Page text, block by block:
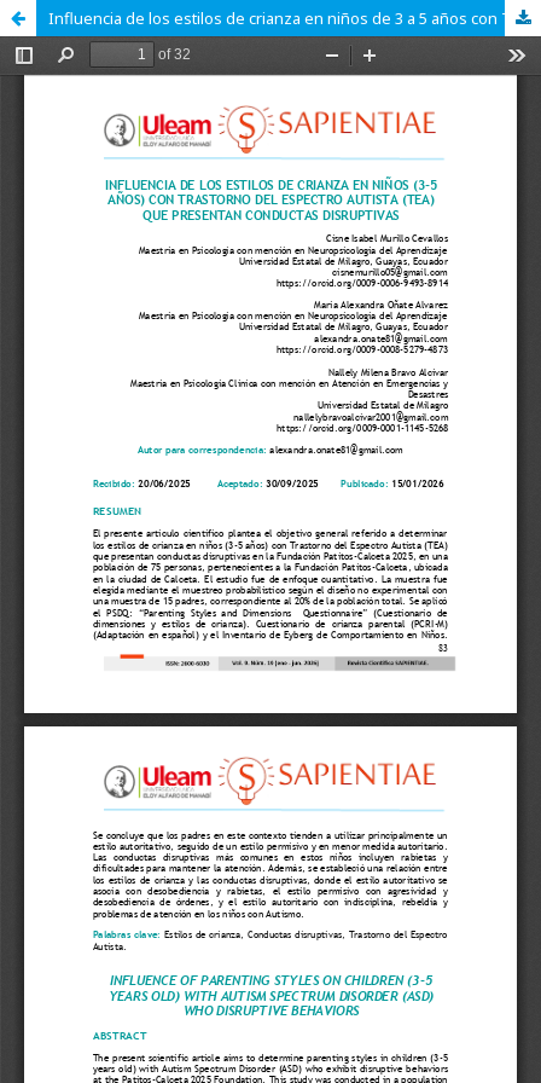
Influencia de los estilos de crianza en niños de 3 a 5 años con Trastorno del Espectro Autista que presentan conductas disruptivas